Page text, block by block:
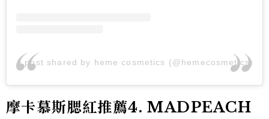
A post shared by heme cosmetics (@hemecosmetics)
摩卡慕斯腮紅推薦4. MADPEACH